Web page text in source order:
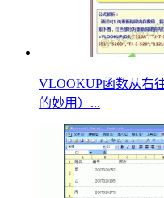
VLOOKUP函数从右
的妙用）...